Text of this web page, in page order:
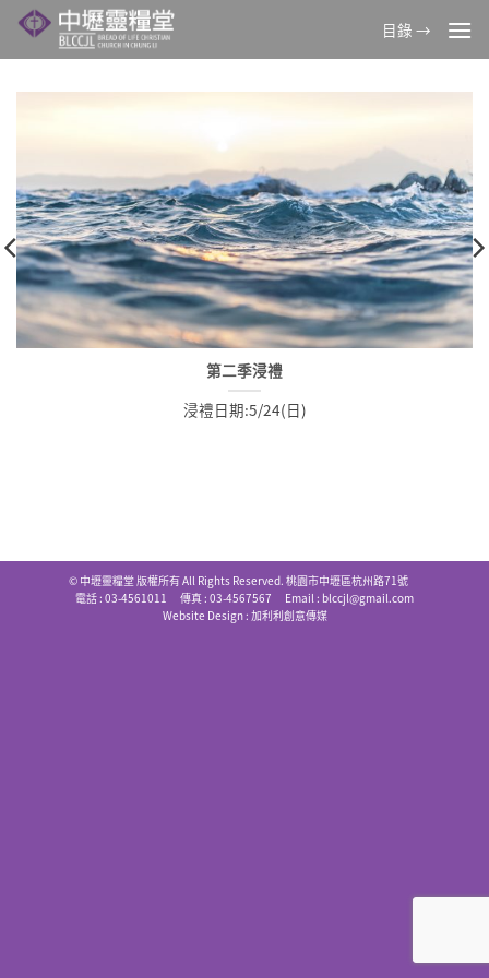
Skip
content
目錄 →
第二季浸禮
浸禮日期:5/24(日)
© 中壢靈糧堂 版權所有 All Rights Reserved. 桃園市中壢區杭州路71號
電話 : 03-4561011 傳真 : 03-4567567 Email : blccjl@gmail.com
Website Design : 加利利創意傳媒